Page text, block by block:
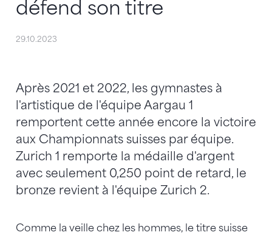
défend son titre
29.10.2023
Après 2021 et 2022, les gymnastes à
l'artistique de l'équipe Aargau 1
remportent cette année encore la victoire
aux Championnats suisses par équipe.
Zurich 1 remporte la médaille d'argent
avec seulement 0,250 point de retard, le
bronze revient à l'équipe Zurich 2.
Comme la veille chez les hommes, le titre suisse